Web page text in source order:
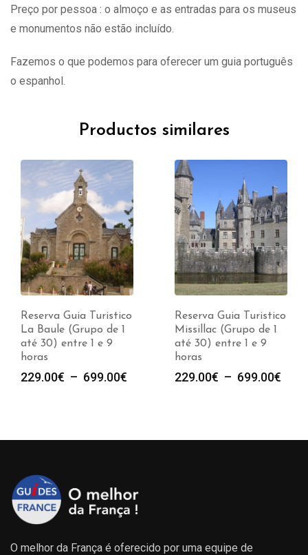
Preço por pessoa : o almoço e as entradas para os museus
e monumentos não estão incluído.
Fazemos o que podemos para oferecer um guia português
o espanhol.
Productos similares
Reserva Guia Turistico
La Baule (Grupo de 1
até 30) entre 1 e 9
horas
229.00€ – 699.00€
à
Reserva Guia Turistico
Missillac (Grupo de 1
até 30) entre 1 e 9
horas
229.00€ – 699.00€
à
O melhor da França é oferecido por uma equipe de